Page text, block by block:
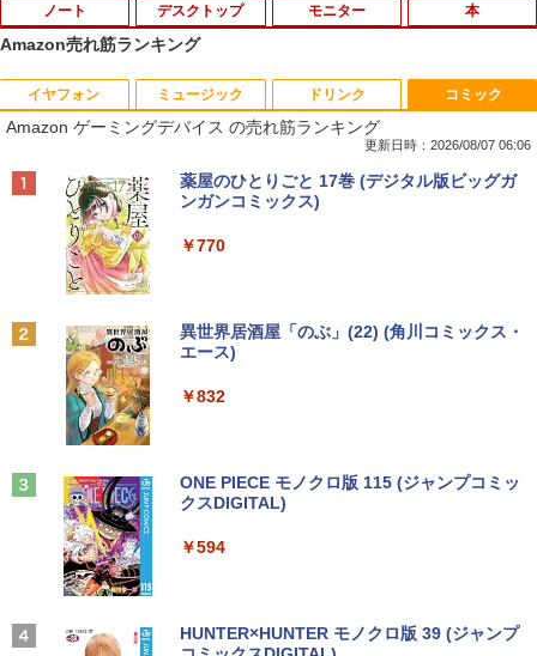
ノート
1
タブレットPC Microsoft Surface Pro 5/
7+ 12.3インチ メモリ 8GB SSD256GB
第7世代Core-i5 2.6GHz 2K解像度 2736
HDMI / Windows 11 Pro 中古タブレット
PC /ノートパソコン 2in1 中古 タブレッ
【マラソンセール期間中ポイント5倍】中
リ16GB M.2 SSD256GB 13.3インチ フ
日保証 送料無料
パソコン 新品 15.6インチ パソコン ノー
デスクトップ
1
ポイント10倍 中古パソコン デスクトッ
プパソコン Windows 11【Office付】
【Windows 11 Pro 64Bit搭載】DELL O
D 120GB/DVD-ROM/送料無料【オプショ
ン色々有】
￥24,800
【エントリーでポイント100％還元のチ
ャンス】GMKtec ミニpc G3 Pro Intel C
設 512GB SSD M.2 2242 最大8TB Wind
ップPC
コン PC 一体型 新品 Windows11 27型 C
モニター
1
【マラソンセール期間中ポイント5倍】中
古モニター 17インチ スクエア 店長おま
かせ VGA / DVI ケーブル付き サブモニタ
日保証 送料無料
2
【楽天1位！保護レザーケース付き】【タ
ッチ選択】 モバイルモニター 15.6インチ
ノングレア 非光沢 1080PフルHD コスパ
ポータブルモニター ゲーミングモニター
￥9,999
型 角度調整 VESA 100Hz 液晶HDMI VGA
本
1
独身貴族は異世界を謳歌する 〜結婚し
ない男の優雅なおひとりさまライフ〜
（8） 【電子書籍】[ 駒鳥ひわ ]
￥792
￥792
￥1,155
発行年月202603 28229010R
Amazon売れ筋ランキング
イヤフォン
Anker Soundcore P40i オフホワイト
Anker Soundcore P31i ブラック
Anker Soundcore Liberty 5 ミッドナイトブ
ラック
￥14,990
【2026年アップグレード版】AOKIMI ワイヤ
ミュージック
BRUCE WAYNE feat. Flo Milli, ATL Jacob
[Explicit]
￥250
BRUCE WAYNE feat. Flo Milli, ATL Jacob
[Explicit]
￥250
On My Road (Stadium ver.)
On My Road (Stadium ver.)
ドリンク
【Amazon.co.jp限定】 い・ろ・は・す 2L P
ET ラベルレス ×8本
￥1,112
by Amazon 天然水 ラベルレス 500ml ×24本
富士山の天然水 バナジウム含有 水 ミネラル
ットル (Smart Basic)
by Amazon 炭酸水 ラベルレス 500ml ×24本
art Basic)
コミック
Amazon ゲーミングデバイス の売れ筋ランキング
更新日時：2026/08/07 06:06
薬屋のひとりごと 17巻 (デジタル版ビッグガ
ンガンコミックス)
￥770
異世界居酒屋「のぶ」(22) (角川コミックス・
エース)
￥832
ONE PIECE モノクロ版 115 (ジャンプコミッ
クスDIGITAL)
￥594
HUNTER×HUNTER モノクロ版 39 (ジャンプ